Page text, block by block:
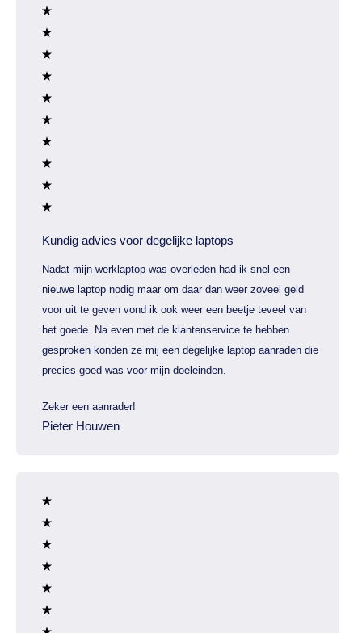
Kundig advies voor degelijke laptops
Nadat mijn werklaptop was overleden had ik snel een
nieuwe laptop nodig maar om daar dan weer zoveel geld
voor uit te geven vond ik ook weer een beetje teveel van
het goede. Na even met de klantenservice te hebben
gesproken konden ze mij een degelijke laptop aanraden die
precies goed was voor mijn doeleinden.
Zeker een aanrader!
Pieter Houwen